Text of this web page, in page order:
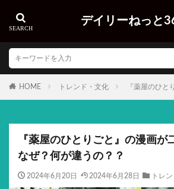
デイリーねっと
HOME トレンド・文化 『薬屋のひ
『薬屋のひとりごと』の漫画が
なぜ？何が違うの？？
2024年6月20日 2024年6月28日 トレ